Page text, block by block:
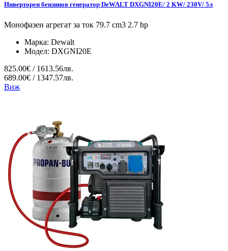
Инверторен бензинов генератор DeWALT DXGNI20E/ 2 KW/ 230V/ 5л
Монофазен агрегат за ток 79.7 cm3 2.7 hp
Марка: Dewalt
Модел: DXGNI20E
825.00€ / 1613.56лв.
689.00€ / 1347.57лв.
Виж